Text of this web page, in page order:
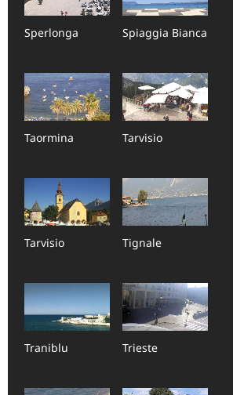
Sperlonga Spiaggia Bianca
Taormina Tarvisio
Tarvisio Tignale
Traniblu Trieste